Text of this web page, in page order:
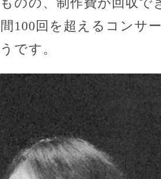
100回を超えるコンサ
です。